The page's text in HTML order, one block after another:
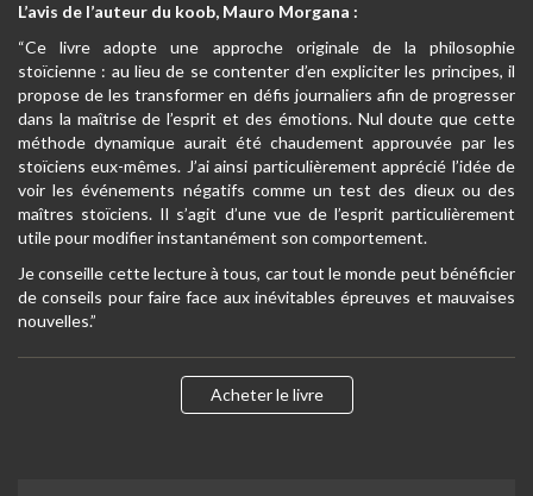
L’avis de l’auteur du koob, Mauro Morgana :
“Ce livre adopte une approche originale de la philosophie
stoïcienne : au lieu de se contenter d’en expliciter les principes, il
propose de les transformer en défis journaliers afin de progresser
dans la maîtrise de l’esprit et des émotions. Nul doute que cette
méthode dynamique aurait été chaudement approuvée par les
stoïciens eux-mêmes. J’ai ainsi particulièrement apprécié l’idée de
voir les événements négatifs comme un test des dieux ou des
maîtres stoïciens. Il s’agit d’une vue de l’esprit particulièrement
utile pour modifier instantanément son comportement.
Je conseille cette lecture à tous, car tout le monde peut bénéficier
de conseils pour faire face aux inévitables épreuves et mauvaises
nouvelles.”
Acheter le livre